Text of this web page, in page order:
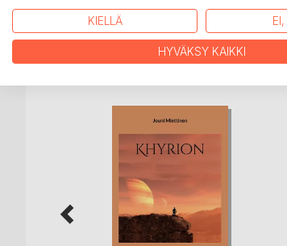
LISÄÄ KIRJOJA B
KIELLÄ
HYVÄKSY KAIKKI